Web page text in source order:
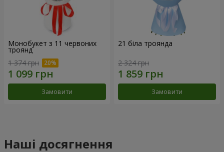
Монобукет з 11 червоних
троянд
1 374 грн
Замовити
21 біла троянда
2 324 грн
Замовити
Наші досягнення